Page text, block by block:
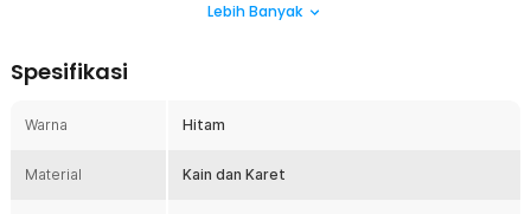
setiap gerakan mouse berjalan mulus dan presisi. Tidak ada lagi
Kendalikan Permainan Anda dengan Presisi
Anda bermain game kompetitif. Dengan mengendalikan permainan
dalam game favorit Anda.
Lebih Banyak
Spesifikasi
Warna Hitam
Material Kain dan Karet